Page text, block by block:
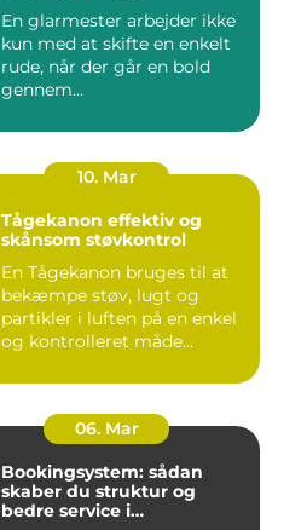
En glarmester arbejder ikke
kun med at skifte en enkelt
rude, når der går en bold
gennem...
10. Mar
Tågekanon effektiv og
skånsom støvkontrol
En Tågekanon bruges til at
bekæmpe støv, lugt og
partikler i luften på en enkel
og kontrolleret måde...
06. Mar
Bookingsystem: sådan
skaber du struktur og
bedre service i